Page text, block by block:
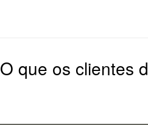
O que os clientes